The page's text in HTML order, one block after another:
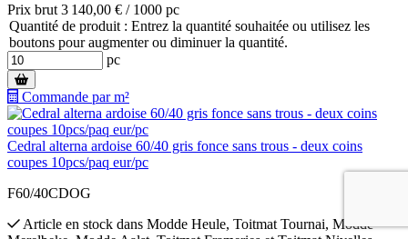
Prix brut 3 140,00 € / 1000 pc
Quantité de produit : Entrez la quantité souhaitée ou utilisez les
boutons pour augmenter ou diminuer la quantité.
pc
Commande par m²
Cedral alterna ardoise 60/40 gris fonce sans trous - deux coins
coupes 10pcs/paq eur/pc
F60/40CDOG
Article en stock dans Modde Heule, Toitmat Tournai, Modde